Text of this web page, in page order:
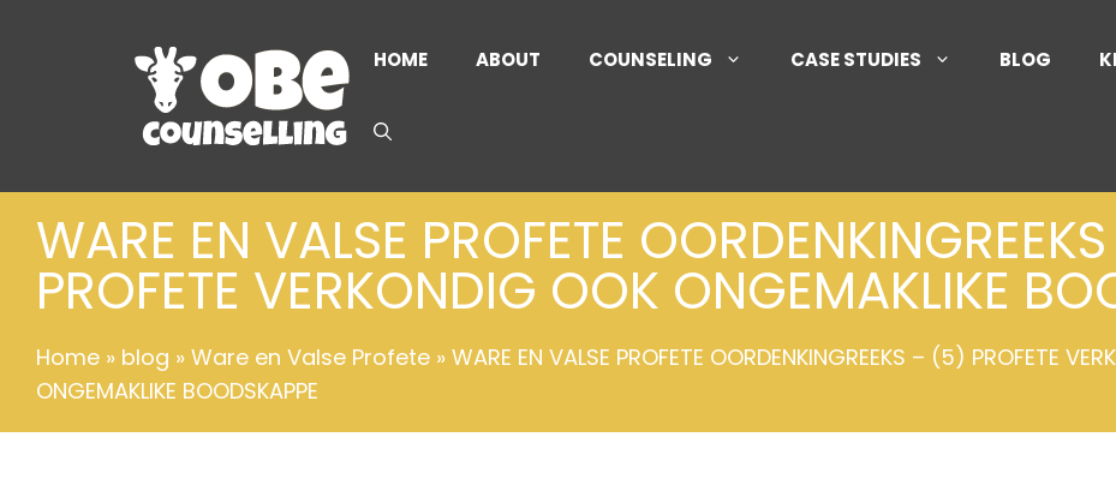
HOME ABOUT COUNSELING CASE STUDIES BLOG
WARE EN VALSE PROFETE
PROFETE VERKONDIG OOK ONGEMAKLIKE
Home » blog » Ware en Valse Profete » WARE EN VALSE PROFETE OORDENKINGREEKS – (5) PROFETE
ONGEMAKLIKE BOODSKAPPE